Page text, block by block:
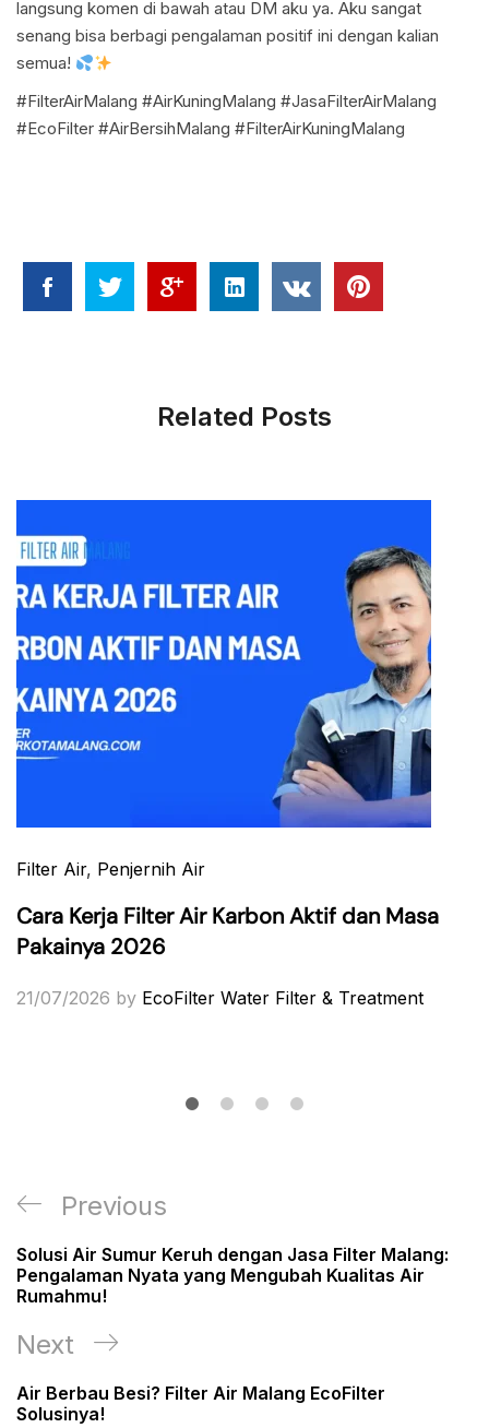
langsung komen di bawah atau DM aku ya. Aku sangat
senang bisa berbagi pengalaman positif ini dengan kalian
semua!
#FilterAirMalang #AirKuningMalang #JasaFilterAirMalang
#EcoFilter #AirBersihMalang #FilterAirKuningMalang
Related Posts
Filter Air, Penjernih Air
Cara Kerja Filter Air Karbon Aktif dan Masa
Pakainya 2026
21/07/2026 by EcoFilter Water Filter & Treatment
Post
Previous
Post
Previous
Solusi Air Sumur Keruh dengan Jasa Filter Malang:
Pengalaman Nyata yang Mengubah Kualitas Air
Rumahmu!
Next
Post
Next
Air Berbau Besi? Filter Air Malang EcoFilter
Solusinya!